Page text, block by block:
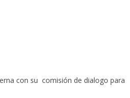
con su comisión de dialogo para